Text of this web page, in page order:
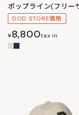
ポップライン(フリー
DOD STORE価格
¥8,800tax in